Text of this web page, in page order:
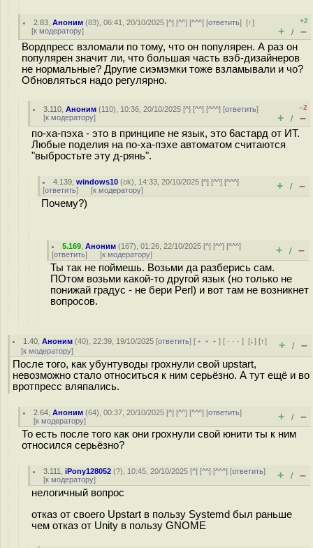
2.83 ,Аноним (83), 06:41, 20/10/2025 [^] [^^] [^^^] [ответить][↑]
[к модератору]
+2
+ / –
Вордпресс взломали по тому, что он популярен. А раз он
популярен значит ли, что большая часть вэб-дизайнеров
не нормальные? Другие сиэмэмки тоже взламывали и чо?
Обновляться надо регулярно.
3.110 ,Аноним (110), 10:36, 20/10/2025 [^] [^^] [^^^] [ответить]
[к модератору]
–2
+ / –
по-ха-пэха - это в принципе не язык, это 6астард от ИТ.
Любые поделия на по-ха-пэхе автоматом считаются
"выбростьте эту д-pянь".
4.139 ,windows10 (ok), 14:33, 20/10/2025 [^] [^^] [^^^]
[ответить] [к модератору] + / –
Почему?)
5.169 ,Аноним (167), 01:26, 22/10/2025 [^] [^^] [^^^]
[ответить] [к модератору] + / –
Ты так не поймешь. Возьми да разберись сам.
ПОтом возьми какой-то другой язык (но только не
понижай градус - не бери Perl) и вот там не возникнет
вопросов.
1.40 ,Аноним (40), 22:39, 19/10/2025 [ответить] [ ﹢﹢﹢] [ · · ·][↓] [↑]
[к модератору] + / –
После того, как убунтуводы грохнули свой upstart,
невозможно стало относиться к ним серьёзно. А тут ещё и во
вротпресс вляпались.
2.64 ,Аноним (64), 00:37, 20/10/2025 [^] [^^] [^^^] [ответить]
[к модератору] + / –
То есть после того как они грохнули свой юнити ты к ним
относился серьёзно?
3.111 ,iPony128052 (?), 10:45, 20/10/2025 [^] [^^] [^^^] [ответить]
[к модератору] + / –
нелогичный вопрос
отказ от своего Upstart в пользу Systemd был раньше
чем отказ от Unity в пользу GNOME